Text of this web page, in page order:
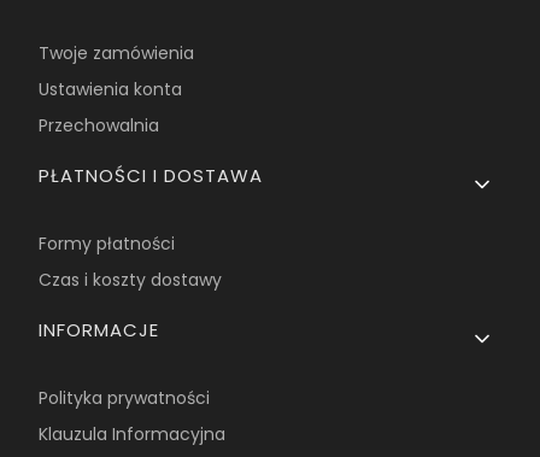
Twoje zamówienia
Ustawienia konta
Przechowalnia
PŁATNOŚCI I DOSTAWA
Formy płatności
Czas i koszty dostawy
INFORMACJE
Polityka prywatności
Klauzula Informacyjna